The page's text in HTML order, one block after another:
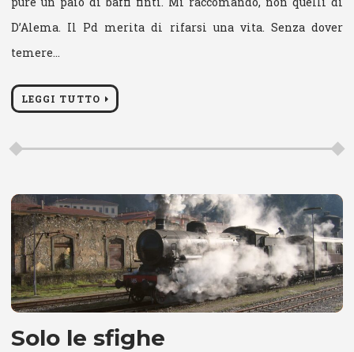
D’Alema. Il Pd merita di rifarsi una vita. Senza dover
temere…
LEGGI TUTTO
Solo le sfighe